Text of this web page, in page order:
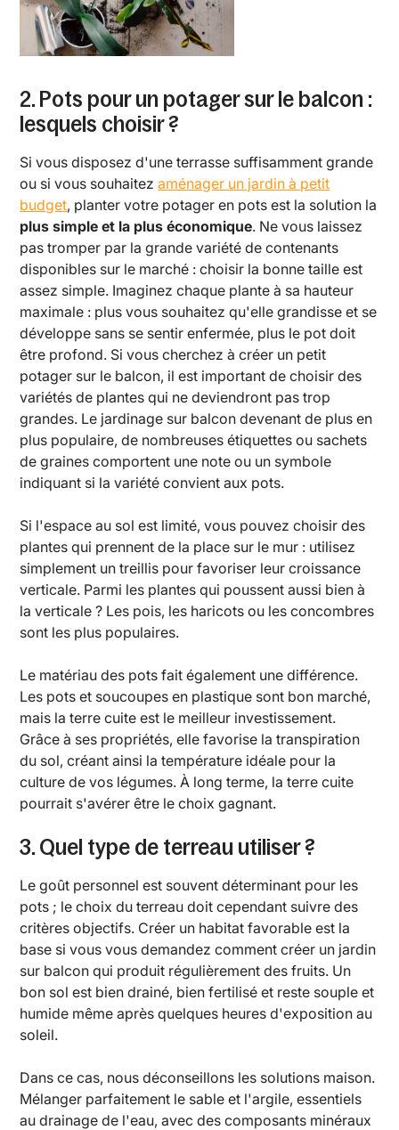
2. Pots pour un potager sur le balcon :
lesquels choisir ?
Si vous disposez d'une terrasse suffisamment grande
ou si vous souhaitezaménager un jardin à petit
budget, planter votre potager en pots est la solution la
plus simple et la plus économique. Ne vous laissez
pas tromper par la grande variété de contenants
disponibles sur le marché : choisir la bonne taille est
assez simple. Imaginez chaque plante à sa hauteur
maximale : plus vous souhaitez qu'elle grandisse et se
développe sans se sentir enfermée, plus le pot doit
être profond. Si vous cherchez à créer un petit
potager sur le balcon, il est important de choisir des
variétés de plantes qui ne deviendront pas trop
grandes. Le jardinage sur balcon devenant de plus en
plus populaire, de nombreuses étiquettes ou sachets
de graines comportent une note ou un symbole
indiquant si la variété convient aux pots.
Si l'espace au sol est limité, vous pouvez choisir des
plantes qui prennent de la place sur le mur : utilisez
simplement un treillis pour favoriser leur croissance
verticale. Parmi les plantes qui poussent aussi bien à
la verticale ? Les pois, les haricots ou les concombres
sont les plus populaires.
Le matériau des pots fait également une différence.
Les pots et soucoupes en plastique sont bon marché,
mais la terre cuite est le meilleur investissement.
Grâce à ses propriétés, elle favorise la transpiration
du sol, créant ainsi la température idéale pour la
culture de vos légumes. À long terme, la terre cuite
pourrait s'avérer être le choix gagnant.
3. Quel type de terreau utiliser ?
Le goût personnel est souvent déterminant pour les
pots ; le choix du terreau doit cependant suivre des
critères objectifs. Créer un habitat favorable est la
base si vous vous demandez comment créer un jardin
sur balcon qui produit régulièrement des fruits. Un
bon sol est bien drainé, bien fertilisé et reste souple et
humide même après quelques heures d'exposition au
soleil.
Dans ce cas, nous déconseillons les solutions maison.
Mélanger parfaitement le sable et l'argile, essentiels
au drainage de l'eau, avec des composants minéraux